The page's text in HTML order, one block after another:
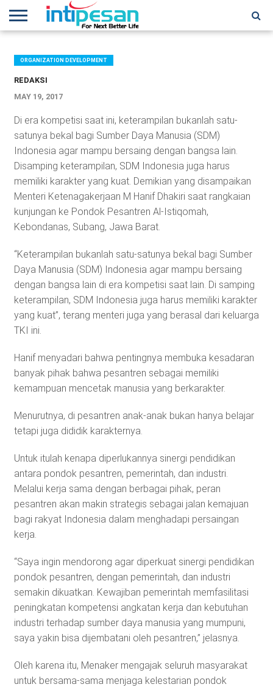
NEWS
CONFERENCES
TRAINING
IPSHOW
EVENT
IP
NETWORK
MORE
ORGANIZATION DEVELOPMENT
REDAKSI
MAY 19, 2017
Di era kompetisi saat ini, keterampilan bukanlah satu-
satunya bekal bagi Sumber Daya Manusia (SDM)
Indonesia agar mampu bersaing dengan bangsa lain.
Disamping keterampilan, SDM Indonesia juga harus
memiliki karakter yang kuat. Demikian yang disampaikan
Menteri Ketenagakerjaan M Hanif Dhakiri saat rangkaian
kunjungan ke Pondok Pesantren Al-Istiqomah,
Kebondanas, Subang, Jawa Barat.
“Keterampilan bukanlah satu-satunya bekal bagi Sumber
Daya Manusia (SDM) Indonesia agar mampu bersaing
dengan bangsa lain di era kompetisi saat lain. Di samping
keterampilan, SDM Indonesia juga harus memiliki karakter
yang kuat”, terang menteri juga yang berasal dari keluarga
TKI ini.
Hanif menyadari bahwa pentingnya membuka kesadaran
banyak pihak bahwa pesantren sebagai memiliki
kemampuan mencetak manusia yang berkarakter.
Menurutnya, di pesantren anak-anak bukan hanya belajar
tetapi juga dididik karakternya.
Untuk itulah kenapa diperlukannya sinergi pendidikan
antara pondok pesantren, pemerintah, dan industri.
Melalui kerja sama dengan berbagai pihak, peran
pesantren akan makin strategis sebagai jalan kemajuan
bagi rakyat Indonesia dalam menghadapi persaingan
kerja.
“Saya ingin mendorong agar diperkuat sinergi pendidikan
pondok pesantren, dengan pemerintah, dan industri
semakin dikuatkan. Kewajiban pemerintah memfasilitasi
peningkatan kompetensi angkatan kerja dan kebutuhan
industri terhadap sumber daya manusia yang mumpuni,
saya yakin bisa dijembatani oleh pesantren,” jelasnya.
Oleh karena itu, Menaker mengajak seluruh masyarakat
untuk bersama-sama menjaga kelestarian pondok